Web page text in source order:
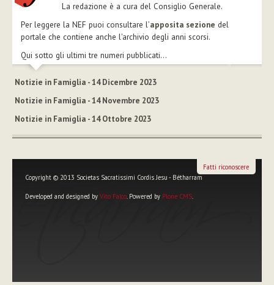
La redazione è a cura del Consiglio Generale.
Per leggere la NEF puoi consultare l’apposita sezione del
portale che contiene anche l'archivio degli anni scorsi.
Qui sotto gli ultimi tre numeri pubblicati...
Notizie in Famiglia - 14 Dicembre 2023
Notizie in Famiglia - 14 Novembre 2023
Notizie in Famiglia - 14 Ottobre 2023
Copyright © 2013 Societas Sacratissimi Cordis Jesu - Bétharram
Developed and designed by Vito Falco. Powered by Plone CMS.
Fatti riconoscere